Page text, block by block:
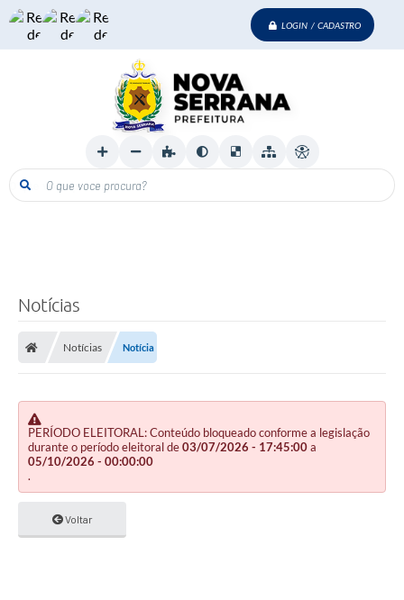
LOGIN / CADASTRO
O que voce procura?
Notícias
Notícias Notícia
PERÍODO ELEITORAL: Conteúdo bloqueado conforme a legislação
durante o período eleitoral de03/07/2026 - 17:45:00a
05/10/2026 - 00:00:00
.
Voltar